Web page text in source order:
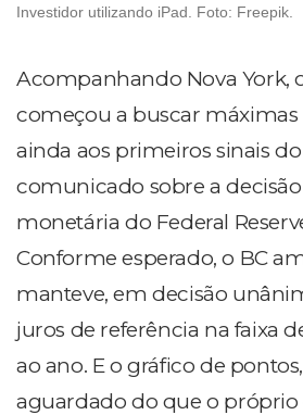
Investidor utilizando iPad. Foto: Freepik.
Acompanhando Nova York,
começou a buscar máximas
ainda aos primeiros sinais
comunicado sobre a
monetária do Federal
Conforme esperado, o BC
manteve, em decisão
juros de referência na faixa
ao ano. E o gráfico de
aguardado do que o